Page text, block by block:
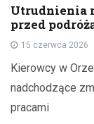
Utrudnienia
przed
15 czerwca 2026
Kierowcy w
nadchodzące
pracami